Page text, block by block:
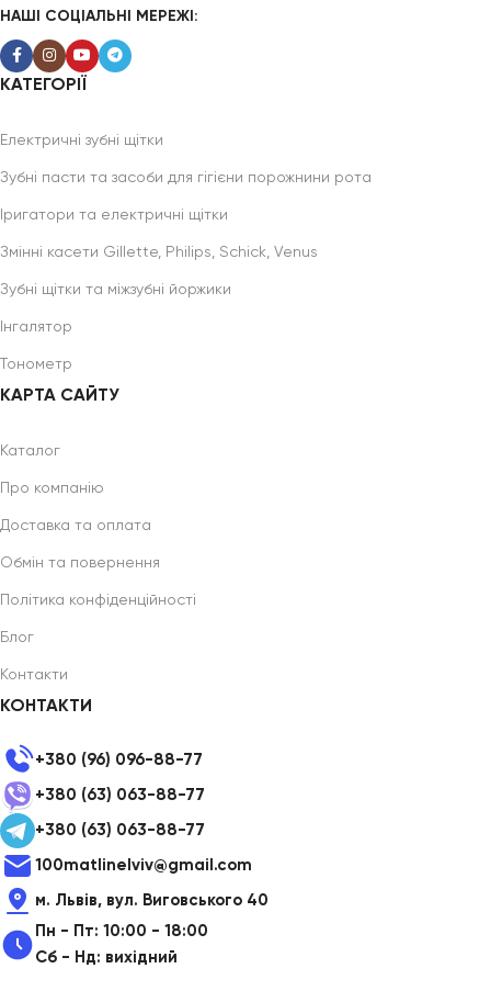
НАШІ СОЦІАЛЬНІ МЕРЕЖІ:
КАТЕГОРІЇ
Електричні зубні щітки
Зубні пасти та засоби для гігієни порожнини рота
Іригатори та електричні щітки
Змінні касети Gillette, Philips, Schick, Venus
Зубні щітки та міжзубні йоржики
Інгалятор
Тонометр
КАРТА САЙТУ
Каталог
Про компанію
Доставка та оплата
Обмін та повернення
Політика конфіденційності
Блог
Контакти
КОНТАКТИ
+380 (96) 096-88-77
+380 (63) 063-88-77
+380 (63) 063-88-77
100matlinelviv@gmail.com
м. Львів, вул. Виговського 40
Пн - Пт: 10:00 - 18:00
Сб - Нд: вихідний